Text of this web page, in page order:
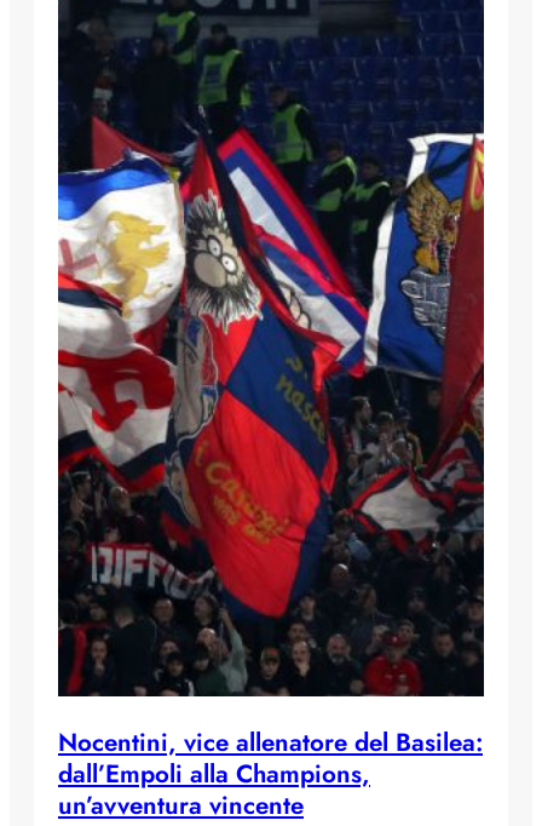
Nocentini, vice allenatore del Basilea:
dall’Empoli alla Champions,
un’avventura vincente